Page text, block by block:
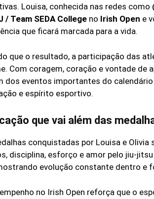
Louisa, conhecida nas redes como
/ Team SEDA College no Irish Open e
que ficará marcada para a vida.
que o resultado, a participação das
Com coragem, coração e vontade de
dos eventos importantes do
e espírito esportivo.
que vai além das
conquistadas por Louisa e
disciplina, esforço e amor pelo jiu-
evolução constante dentro e
no Irish Open reforça que o